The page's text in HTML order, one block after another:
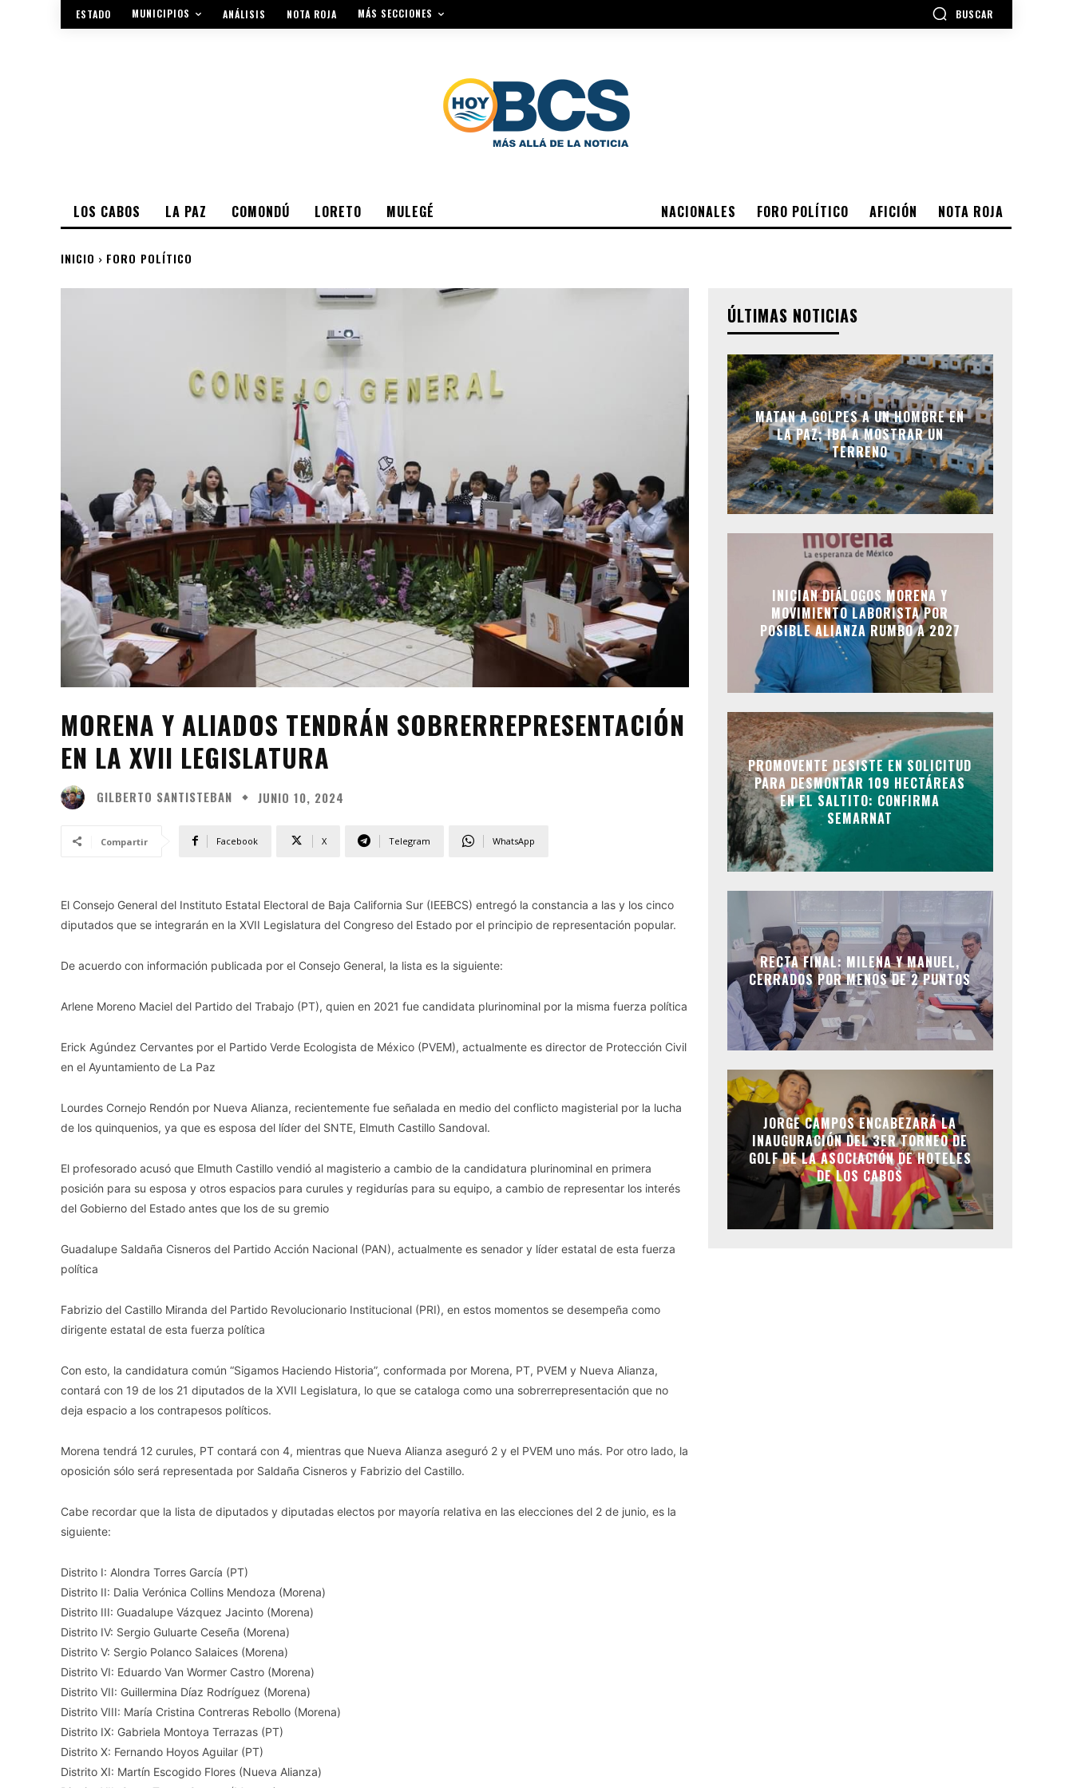
ESTADO MUNICIPIOS ANÁLISIS NOTA ROJA MÁS SECCIONES BUSCAR
NACIONALES FORO POLÍTICO AFICIÓN NOTA ROJA
LOS CABOS LA PAZ COMONDÚ LORETO MULEGÉ
INICIO FORO POLÍTICO
MORENA Y ALIADOS TENDRÁN SOBRERREPRESENTACIÓN
EN LA XVII LEGISLATURA
GILBERTO SANTISTEBAN JUNIO 10, 2024
Compartir Facebook X Telegram WhatsApp
El Consejo General del Instituto Estatal Electoral de Baja California Sur (IEEBCS) entregó la constancia a las y los cinco
diputados que se integrarán en la XVII Legislatura del Congreso del Estado por el principio de representación popular.
De acuerdo con información publicada por el Consejo General, la lista es la siguiente:
Arlene Moreno Maciel del Partido del Trabajo (PT), quien en 2021 fue candidata plurinominal por la misma fuerza política
Erick Agúndez Cervantes por el Partido Verde Ecologista de México (PVEM), actualmente es director de Protección Civil
en el Ayuntamiento de La Paz
Lourdes Cornejo Rendón por Nueva Alianza, recientemente fue señalada en medio del conflicto magisterial por la lucha
de los quinquenios, ya que es esposa del líder del SNTE, Elmuth Castillo Sandoval.
El profesorado acusó que Elmuth Castillo vendió al magisterio a cambio de la candidatura plurinominal en primera
posición para su esposa y otros espacios para curules y regidurías para su equipo, a cambio de representar los interés
del Gobierno del Estado antes que los de su gremio
Guadalupe Saldaña Cisneros del Partido Acción Nacional (PAN), actualmente es senador y líder estatal de esta fuerza
política
Fabrizio del Castillo Miranda del Partido Revolucionario Institucional (PRI), en estos momentos se desempeña como
dirigente estatal de esta fuerza política
Con esto, la candidatura común “Sigamos Haciendo Historia”, conformada por Morena, PT, PVEM y Nueva Alianza,
contará con 19 de los 21 diputados de la XVII Legislatura, lo que se cataloga como una sobrerrepresentación que no
deja espacio a los contrapesos políticos.
Morena tendrá 12 curules, PT contará con 4, mientras que Nueva Alianza aseguró 2 y el PVEM uno más. Por otro lado, la
oposición sólo será representada por Saldaña Cisneros y Fabrizio del Castillo.
Cabe recordar que la lista de diputados y diputadas electos por mayoría relativa en las elecciones del 2 de junio, es la
siguiente:
Distrito I: Alondra Torres García (PT)
Distrito II: Dalia Verónica Collins Mendoza (Morena)
Distrito III: Guadalupe Vázquez Jacinto (Morena)
Distrito IV: Sergio Guluarte Ceseña (Morena)
Distrito V: Sergio Polanco Salaices (Morena)
Distrito VI: Eduardo Van Wormer Castro (Morena)
Distrito VII: Guillermina Díaz Rodríguez (Morena)
Distrito VIII: María Cristina Contreras Rebollo (Morena)
Distrito IX: Gabriela Montoya Terrazas (PT)
Distrito X: Fernando Hoyos Aguilar (PT)
Distrito XI: Martín Escogido Flores (Nueva Alianza)
ÚLTIMAS NOTICIAS
MATAN A GOLPES A UN HOMBRE EN
LA PAZ; IBA A MOSTRAR UN
TERRENO
INICIAN DIÁLOGOS MORENA Y
MOVIMIENTO LABORISTA POR
POSIBLE ALIANZA RUMBO A 2027
PROMOVENTE DESISTE EN SOLICITUD
PARA DESMONTAR 109 HECTÁREAS
EN EL SALTITO: CONFIRMA
SEMARNAT
RECTA FINAL: MILENA Y MANUEL,
CERRADOS POR MENOS DE 2 PUNTOS
JORGE CAMPOS ENCABEZARÁ LA
INAUGURACIÓN DEL 3ER TORNEO DE
GOLF DE LA ASOCIACIÓN DE HOTELES
DE LOS CABOS